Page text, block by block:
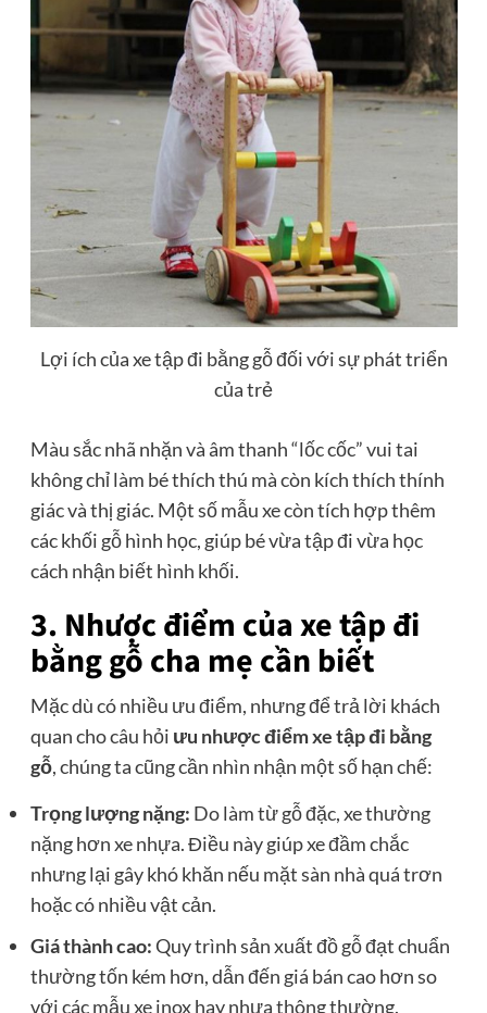
Lợi ích của xe tập đi bằng gỗ đối với sự phát triển
của trẻ
Màu sắc nhã nhặn và âm thanh “lốc cốc” vui tai
không chỉ làm bé thích thú mà còn kích thích thính
giác và thị giác. Một số mẫu xe còn tích hợp thêm
các khối gỗ hình học, giúp bé vừa tập đi vừa học
cách nhận biết hình khối.
3. Nhược điểm của xe tập đi
bằng gỗ cha mẹ cần biết
Mặc dù có nhiều ưu điểm, nhưng để trả lời khách
quan cho câu hỏi ưu nhược điểm xe tập đi bằng
gỗ, chúng ta cũng cần nhìn nhận một số hạn chế:
Trọng lượng nặng: Do làm từ gỗ đặc, xe thường
nặng hơn xe nhựa. Điều này giúp xe đầm chắc
nhưng lại gây khó khăn nếu mặt sàn nhà quá trơn
hoặc có nhiều vật cản.
Giá thành cao:Quy trình sản xuất đồ gỗ đạt chuẩn
thường tốn kém hơn, dẫn đến giá bán cao hơn so
với các mẫu xe inox hay nhựa thông thường.